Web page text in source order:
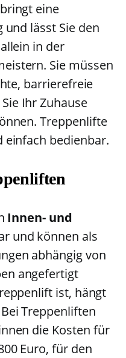
eine
lässt Sie den
in der
Sie müssen
barrierefreie
Ihr Zuhause
Treppenlifte
bedienbar.
Innen- und
und können als
abhängig von
angefertigt
ist, hängt
Treppenliften
die Kosten für
Euro, für den